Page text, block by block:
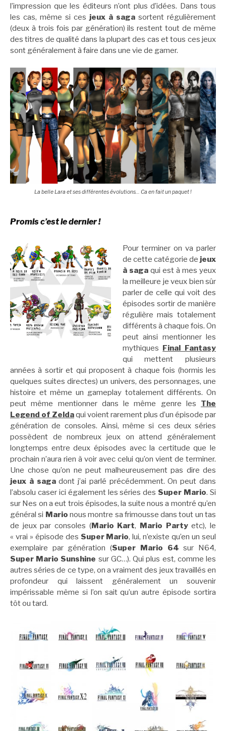
l’impression que les éditeurs n’ont plus d’idées. Dans tous
les cas, même si ces jeux à saga sortent régulièrement
(deux à trois fois par génération) ils restent tout de même
des titres de qualité dans la plupart des cas et tous ces jeux
sont généralement à faire dans une vie de gamer.
La belle Lara et ses différentes évolutions… Ca en fait un paquet !
Promis c’est le dernier !
Pour terminer on va parler
de cette catégorie de jeux
à sagaqui est à mes yeux
la meilleure je veux bien sûr
parler de celle qui voit des
épisodes sortir de manière
régulière mais totalement
différents à chaque fois. On
peut ainsi mentionner les
mythiques Final Fantasy
qui mettent plusieurs
années à sortir et qui proposent à chaque fois (hormis les
quelques suites directes) un univers, des personnages, une
histoire et même un gameplay totalement différents. On
peut même mentionner dans le même genre les The
Legend of Zeldaqui voient rarement plus d’un épisode par
génération de consoles. Ainsi, même si ces deux séries
possèdent de nombreux jeux on attend généralement
longtemps entre deux épisodes avec la certitude que le
prochain n’aura rien à voir avec celui qu’on vient de terminer.
Une chose qu’on ne peut malheureusement pas dire des
jeux à sagadont j’ai parlé précédemment. On peut dans
l’absolu caser ici également les séries des Super Mario. Si
sur Nes on a eut trois épisodes, la suite nous a montré qu’en
général si Mario nous montre sa frimousse dans tout un tas
de jeux par consoles (Mario Kart, Mario Partyetc), le
« vrai » épisode des Super Mario, lui, n’existe qu’en un seul
exemplaire par génération (Super Mario 64 sur N64,
Super Mario Sunshine sur GC…). Qui plus est, comme les
autres séries de ce type, on a vraiment des jeux travaillés en
profondeur qui laissent généralement un souvenir
impérissable même si l’on sait qu’un autre épisode sortira
tôt ou tard.